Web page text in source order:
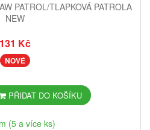
PATROL/TLAPKOVÁ PATROLA
NEW
131 Kč
NOVÉ
PŘIDAT DO KOŠÍKU
(5 a více ks)